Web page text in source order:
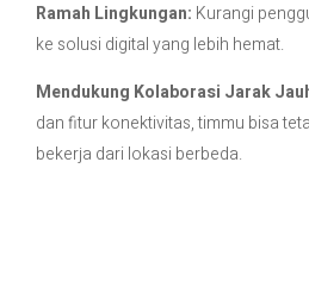
Ramah Lingkungan: Kurangi
ke solusi digital yang lebih hemat.
Mendukung Kolaborasi Jarak
dan fitur konektivitas, timmu bisa
bekerja dari lokasi berbeda.